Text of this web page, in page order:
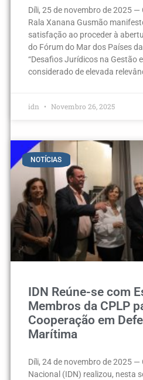
Díli, 25 de novembro de 2025
Rala Xanana Gusmão
satisfação ao proceder à
do Fórum do Mar dos Países
“Desafios Jurídicos na Gestão
considerado de elevada
idn Novembro 26, 2025
NOTÍCIAS
IDN Reúne-se com
Membros da CPLP
Cooperação em
Marítima
Díli, 24 de novembro de 2025
Nacional (IDN) realizou, nesta